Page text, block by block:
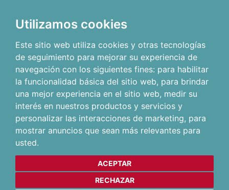
Utilizamos cookies
Este sitio web utiliza cookies y otras tecnologías
de seguimiento para mejorar su experiencia de
navegación con los siguientes fines: para habilitar
la funcionalidad básica del sitio web, para brindar
una mejor experiencia en el sitio web, medir su
interés en nuestros productos y servicios y
personalizar las interacciones de marketing, para
mostrar anuncios que sean más relevantes para
usted.
ACEPTAR
RECHAZAR